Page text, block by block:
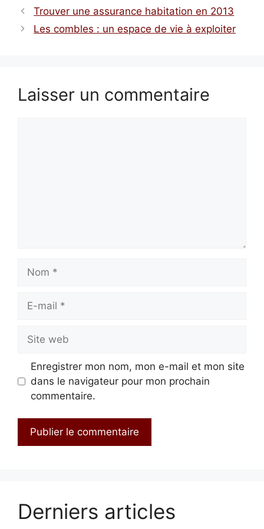
Trouver une assurance habitation en 2013
Les combles : un espace de vie à exploiter
Laisser un commentaire
mail
web
Enregistrer mon nom, mon e-mail et mon site
dans le navigateur pour mon prochain
commentaire.
Derniers articles